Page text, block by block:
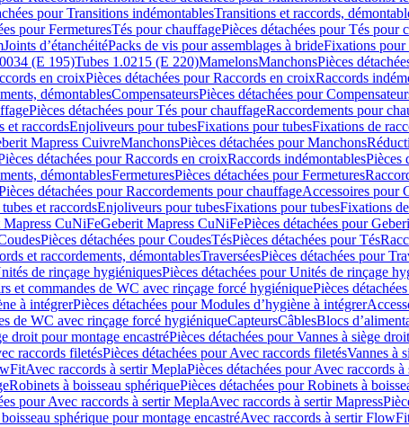
pour Transitions indémontablesTransitions et raccords,
pour FermeturesTés pour chauffagePièces détachées pour Tés pour
Joints d’étanchéitéPacks de vis pour assemblages à brideFixations pour
(E 195)Tubes 1.0215 (E 220)MamelonsManchonsPièces
en croixPièces détachées pour Raccords en croixRaccords
démontablesCompensateursPièces détachées pour
Pièces détachées pour Tés pour chauffageRaccordements pour
et raccordsEnjoliveurs pour tubesFixations pour tubesFixations de
Mapress CuivreManchonsPièces détachées pour Manchons
détachées pour Raccords en croixRaccords indémontablesPièces
démontablesFermeturesPièces détachées pour Fermetures
détachées pour Raccordements pour chauffageAccessoires pour
et raccordsEnjoliveurs pour tubesFixations pour tubesFixations
Mapress CuNiFeGeberit Mapress CuNiFePièces détachées pour
Pièces détachées pour CoudesTésPièces détachées pour Tés
et raccordements, démontablesTraverséesPièces détachées pour
de rinçage hygiéniquesPièces détachées pour Unités de rinçage
et commandes de WC avec rinçage forcé hygiéniquePièces
à intégrerPièces détachées pour Modules d’hygiène à intégrer
de WC avec rinçage forcé hygiéniqueCapteursCâblesBlocs
droit pour montage encastréPièces détachées pour Vannes à siège
raccords filetésPièces détachées pour Avec raccords filetésVannes à
Avec raccords à sertir MeplaPièces détachées pour Avec raccords
Robinets à boisseau sphériquePièces détachées pour Robinets à
pour Avec raccords à sertir MeplaAvec raccords à sertir Mapress
sphérique pour montage encastréAvec raccords à sertir